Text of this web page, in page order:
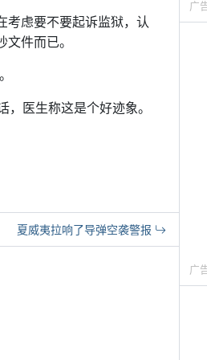
考虑要不要起诉监狱，认
件而已。
医生称这是个好迹象。
夏威夷拉响了导弹空袭警报
广
广